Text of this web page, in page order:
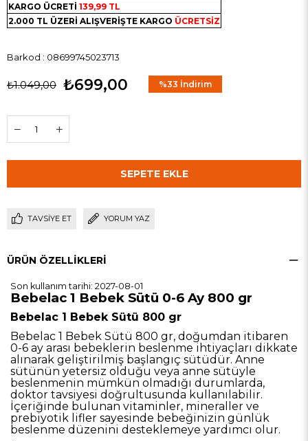
KARGO ÜCRETİ 139,99 TL
2.000 TL ÜZERİ ALIŞVERİŞTE KARGO ÜCRETSİZ
Barkod : 08699745023713
₺1.049,00 ₺699,00 %33 İndirim
TAVSIYE ET YORUM YAZ
ÜRÜN ÖZELLIKLERI
Son kullanım tarihi: 2027-08-01
Bebelac 1 Bebek Sütü 0-6 Ay 800 gr
Bebelac 1 Bebek Sütü 800 gr
Bebelac 1 Bebek Sütü 800 gr, doğumdan itibaren
0-6 ay arası bebeklerin beslenme ihtiyaçları dikkate
alınarak geliştirilmiş başlangıç sütüdür. Anne
sütünün yetersiz olduğu veya anne sütüyle
beslenmenin mümkün olmadığı durumlarda,
doktor tavsiyesi doğrultusunda kullanılabilir.
İçeriğinde bulunan vitaminler, mineraller ve
prebiyotik lifler sayesinde bebeğinizin günlük
beslenme düzenini desteklemeye yardımcı olur.